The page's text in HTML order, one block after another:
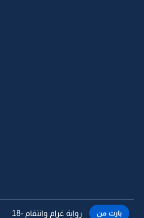
بارت من رواية غرام وانتقام -17